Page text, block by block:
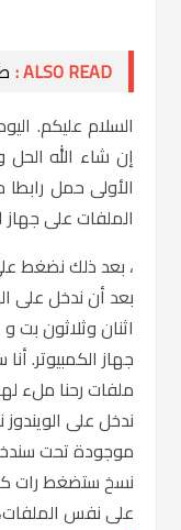
ALSO READ :
الأولى حمل
الملفات على جهاز
، بعد ذلك نضغط
بعد أن ندخل على
اثنان وثلاثون بت
جهاز الكمبيوتر.
ملفات رحنا ملء
ندخل على
موجودة تحت سندخل
نسخ ستضغط رات
على نفس الملفات،